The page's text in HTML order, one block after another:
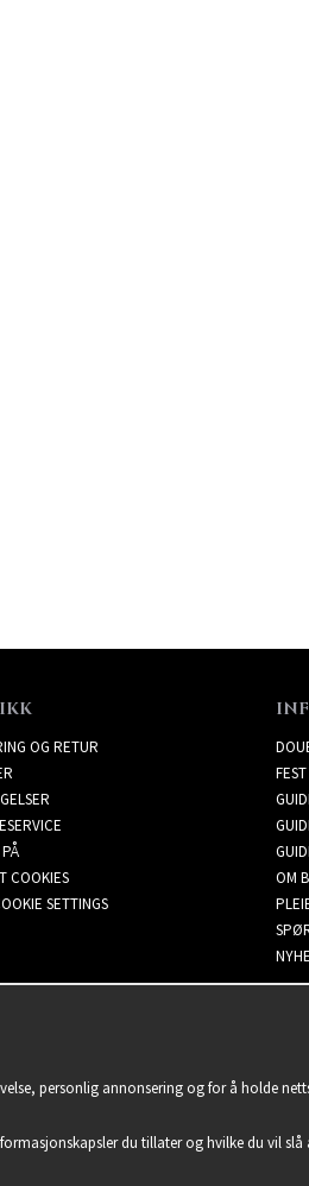
OG RETUR
COOKIES
SETTINGS
OM
personlig annonsering og for å holde
du tillater og hvilke du vil